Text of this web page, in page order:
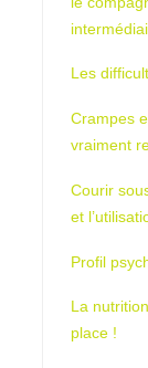
Les
Crampes
vraiment
Courir
et
Profil
La
place !